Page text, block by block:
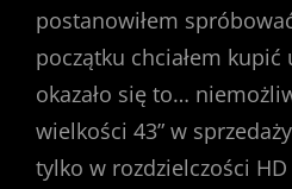
postanowiłem
początku chciałem kupić
okazało się to…
wielkości 43” w
tylko w rozdzielczości